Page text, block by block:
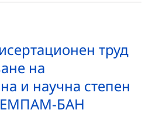
труд
на
и научна степен
БАН